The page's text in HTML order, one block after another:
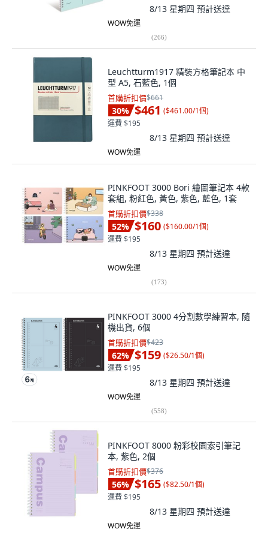
8/13 星期四 預計送達
WOW免運
(266)
Leuchtturm1917 精裝方格筆記本 中
型 A5, 石藍色, 1個
首購折扣價$661
30% $461 ($461.00/1個)
運費 $195
8/13 星期四 預計送達
WOW免運
PINKFOOT 3000 Bori 繪圖筆記本 4款
套組, 粉紅色, 黃色, 紫色, 藍色, 1套
首購折扣價$338
52% $160 ($160.00/1個)
運費 $195
8/13 星期四 預計送達
WOW免運
(173)
PINKFOOT 3000 4分割數學練習本, 隨
機出貨, 6個
首購折扣價$423
62% $159 ($26.50/1個)
運費 $195
8/13 星期四 預計送達
WOW免運
(558)
PINKFOOT 8000 粉彩校園索引筆記
本, 紫色, 2個
首購折扣價$376
56% $165 ($82.50/1個)
運費 $195
8/13 星期四 預計送達
WOW免運